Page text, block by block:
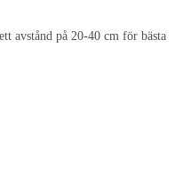
avstånd på 20-40 cm för bästa